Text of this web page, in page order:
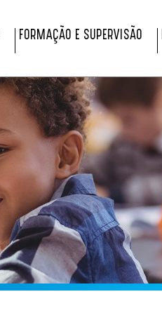
FORMAÇÃO E SUPERVISÃO